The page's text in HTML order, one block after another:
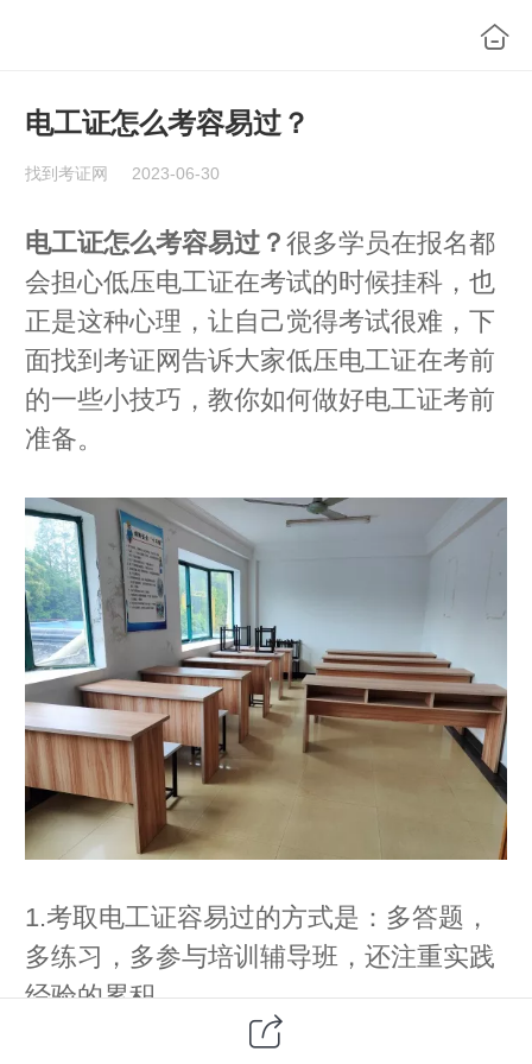
电工证怎么考容易过？
找到考证网 2023-06-30
电工证怎么考容易过？ 很多学员在报名都
会担心低压电工证在考试的时候挂科，也
正是这种心理，让自己觉得考试很难，下
面找到考证网告诉大家低压电工证在考前
的一些小技巧，教你如何做好电工证考前
准备。
1.考取电工证容易过的方式是：多答题，
多练习，多参与培训辅导班，还注重实践
经验的累积。